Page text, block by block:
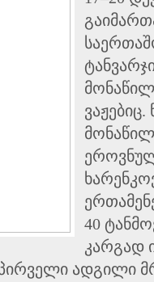
40
კარგად
ადგილი